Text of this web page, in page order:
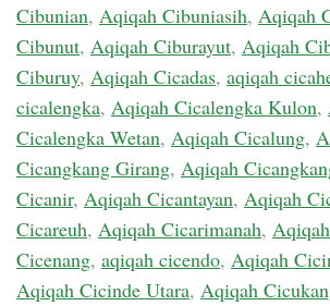
Cibunian, Aqiqah Cibuniasih, Aqiqah
Cibunut, Aqiqah Ciburayut, Aqiqah
Ciburuy, Aqiqah Cicadas, aqiqah
cicalengka, Aqiqah Cicalengka Kulon,
Cicalengka Wetan, Aqiqah Cicalung,
Cicangkang Girang, Aqiqah
Cicanir, Aqiqah Cicantayan, Aqiqah
Cicareuh, Aqiqah Cicarimanah,
Cicenang, aqiqah cicendo, Aqiqah
Aqiqah Cicinde Utara, Aqiqah